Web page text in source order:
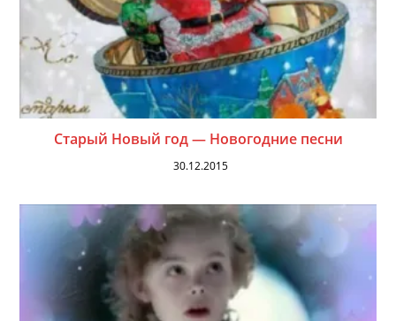
Старый Новый год — Новогодние песни
30.12.2015